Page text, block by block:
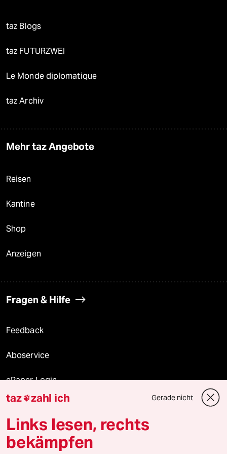
taz Blogs
taz FUTURZWEI
Le Monde diplomatique
taz Archiv
Mehr taz Angebote
Reisen
Kantine
Shop
Anzeigen
Fragen & Hilfe
Feedback
Aboservice
ePaper Login
Downloads für Abonnierende
© 2026 taz Verlags und Vertriebs GmbH
taz zahl ich Gerade nicht
Links lesen, rechts
bekämpfen